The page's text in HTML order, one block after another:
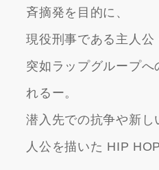
斉摘発を目的に、
現役刑事である主人
突如ラップグループへ
れるー。
潜入先での抗争や新し
人公を描いた HIP